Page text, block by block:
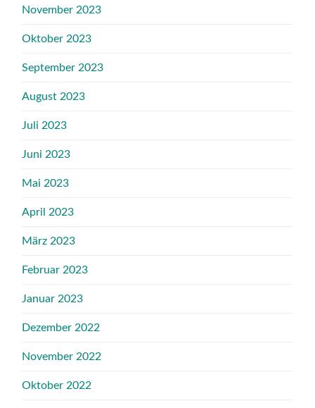
November 2023
Oktober 2023
September 2023
August 2023
Juli 2023
Juni 2023
Mai 2023
April 2023
März 2023
Februar 2023
Januar 2023
Dezember 2022
November 2022
Oktober 2022